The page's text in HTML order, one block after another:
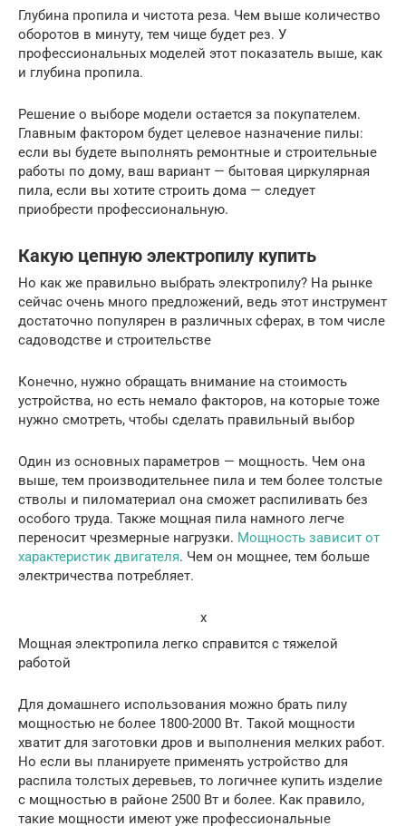
Глубина пропила и чистота реза. Чем выше количество
оборотов в минуту, тем чище будет рез. У
профессиональных моделей этот показатель выше, как
и глубина пропила.
Решение о выборе модели остается за покупателем.
Главным фактором будет целевое назначение пилы:
если вы будете выполнять ремонтные и строительные
работы по дому, ваш вариант — бытовая циркулярная
пила, если вы хотите строить дома — следует
приобрести профессиональную.
Какую цепную электропилу купить
Но как же правильно выбрать электропилу? На рынке
сейчас очень много предложений, ведь этот инструмент
достаточно популярен в различных сферах, в том числе
садоводстве и строительстве
Конечно, нужно обращать внимание на стоимость
устройства, но есть немало факторов, на которые тоже
нужно смотреть, чтобы сделать правильный выбор
Один из основных параметров — мощность. Чем она
выше, тем производительнее пила и тем более толстые
стволы и пиломатериал она сможет распиливать без
особого труда. Также мощная пила намного легче
переносит чрезмерные нагрузки. Мощность зависит от
характеристик двигателя. Чем он мощнее, тем больше
электричества потребляет.
x
Мощная электропила легко справится с тяжелой
работой
Для домашнего использования можно брать пилу
мощностью не более 1800-2000 Вт. Такой мощности
хватит для заготовки дров и выполнения мелких работ.
Но если вы планируете применять устройство для
распила толстых деревьев, то логичнее купить изделие
с мощностью в районе 2500 Вт и более. Как правило,
такие мощности имеют уже профессиональные